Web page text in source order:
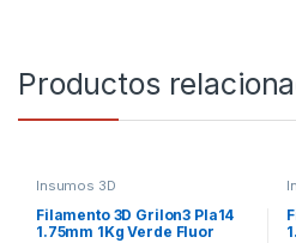
Productos
Insumos 3D
Filamento 3D Grilon3 Pla14
1.75mm 1Kg Verde Fluor